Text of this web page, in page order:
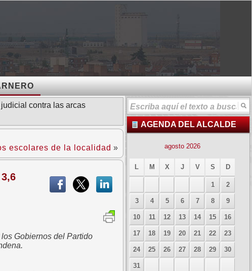
contra las arcas
escolares de la localidad »
Gobiernos del Partido
AGENDA DEL ALCALDE
agosto 2026
L M X J V S D
1 2
3 4 5 6 7 8 9
10 11 12 13 14 15 16
17 18 19 20 21 22 23
24 25 26 27 28 29 30
31